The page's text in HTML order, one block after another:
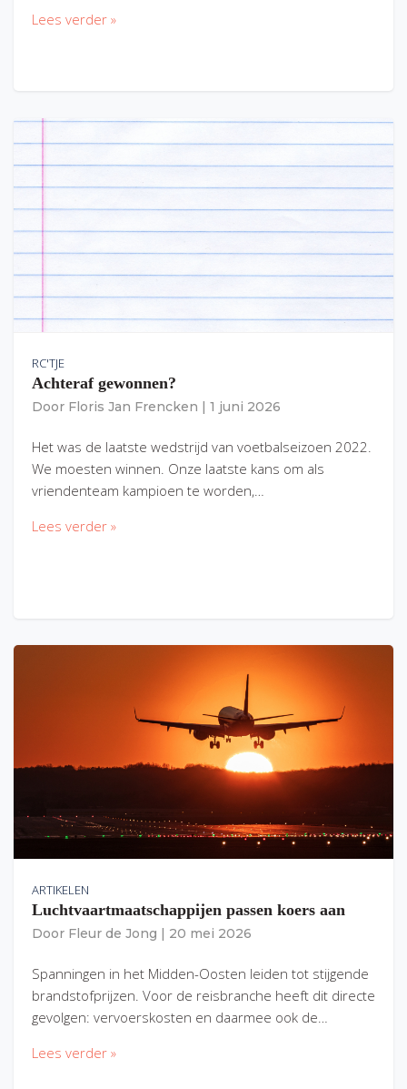
Lees verder »
RC'TJE
Achteraf gewonnen?
Door Floris Jan Frencken 1 juni 2026
Het was de laatste wedstrijd van voetbalseizoen 2022.
We moesten winnen. Onze laatste kans om als
vriendenteam kampioen te worden,…
Lees verder »
ARTIKELEN
Luchtvaartmaatschappijen passen koers aan
Door Fleur de Jong 20 mei 2026
Spanningen in het Midden-Oosten leiden tot stijgende
brandstofprijzen. Voor de reisbranche heeft dit directe
gevolgen: vervoerskosten en daarmee ook de…
Lees verder »